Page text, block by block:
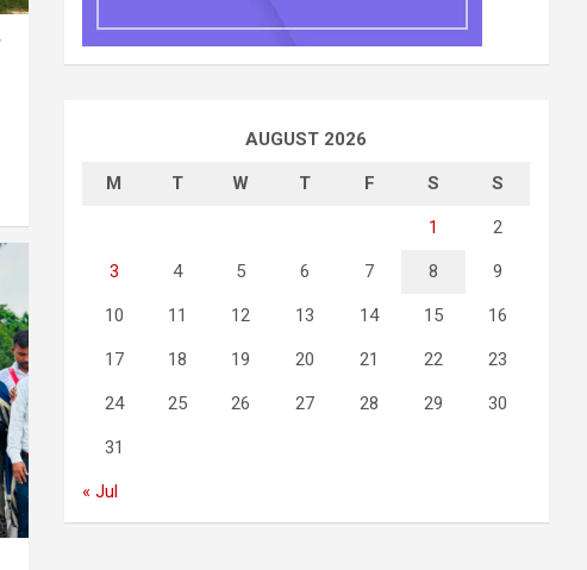
AUGUST 2026
M T W T F S S
1 2
3 4 5 6 7 8 9
10 11 12 13 14 15 16
17 18 19 20 21 22 23
24 25 26 27 28 29 30
31
« Jul